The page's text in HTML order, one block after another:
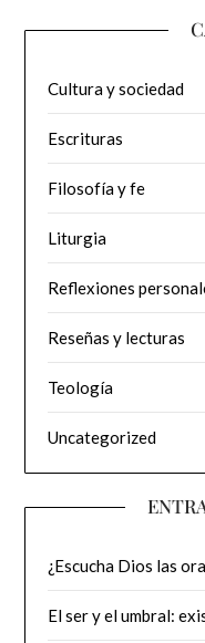
Cultura y sociedad
Escrituras
Filosofía y fe
Liturgia
Reflexiones
Reseñas y lecturas
Teología
Uncategorized
¿Escucha Dios las
El ser y el umbral: